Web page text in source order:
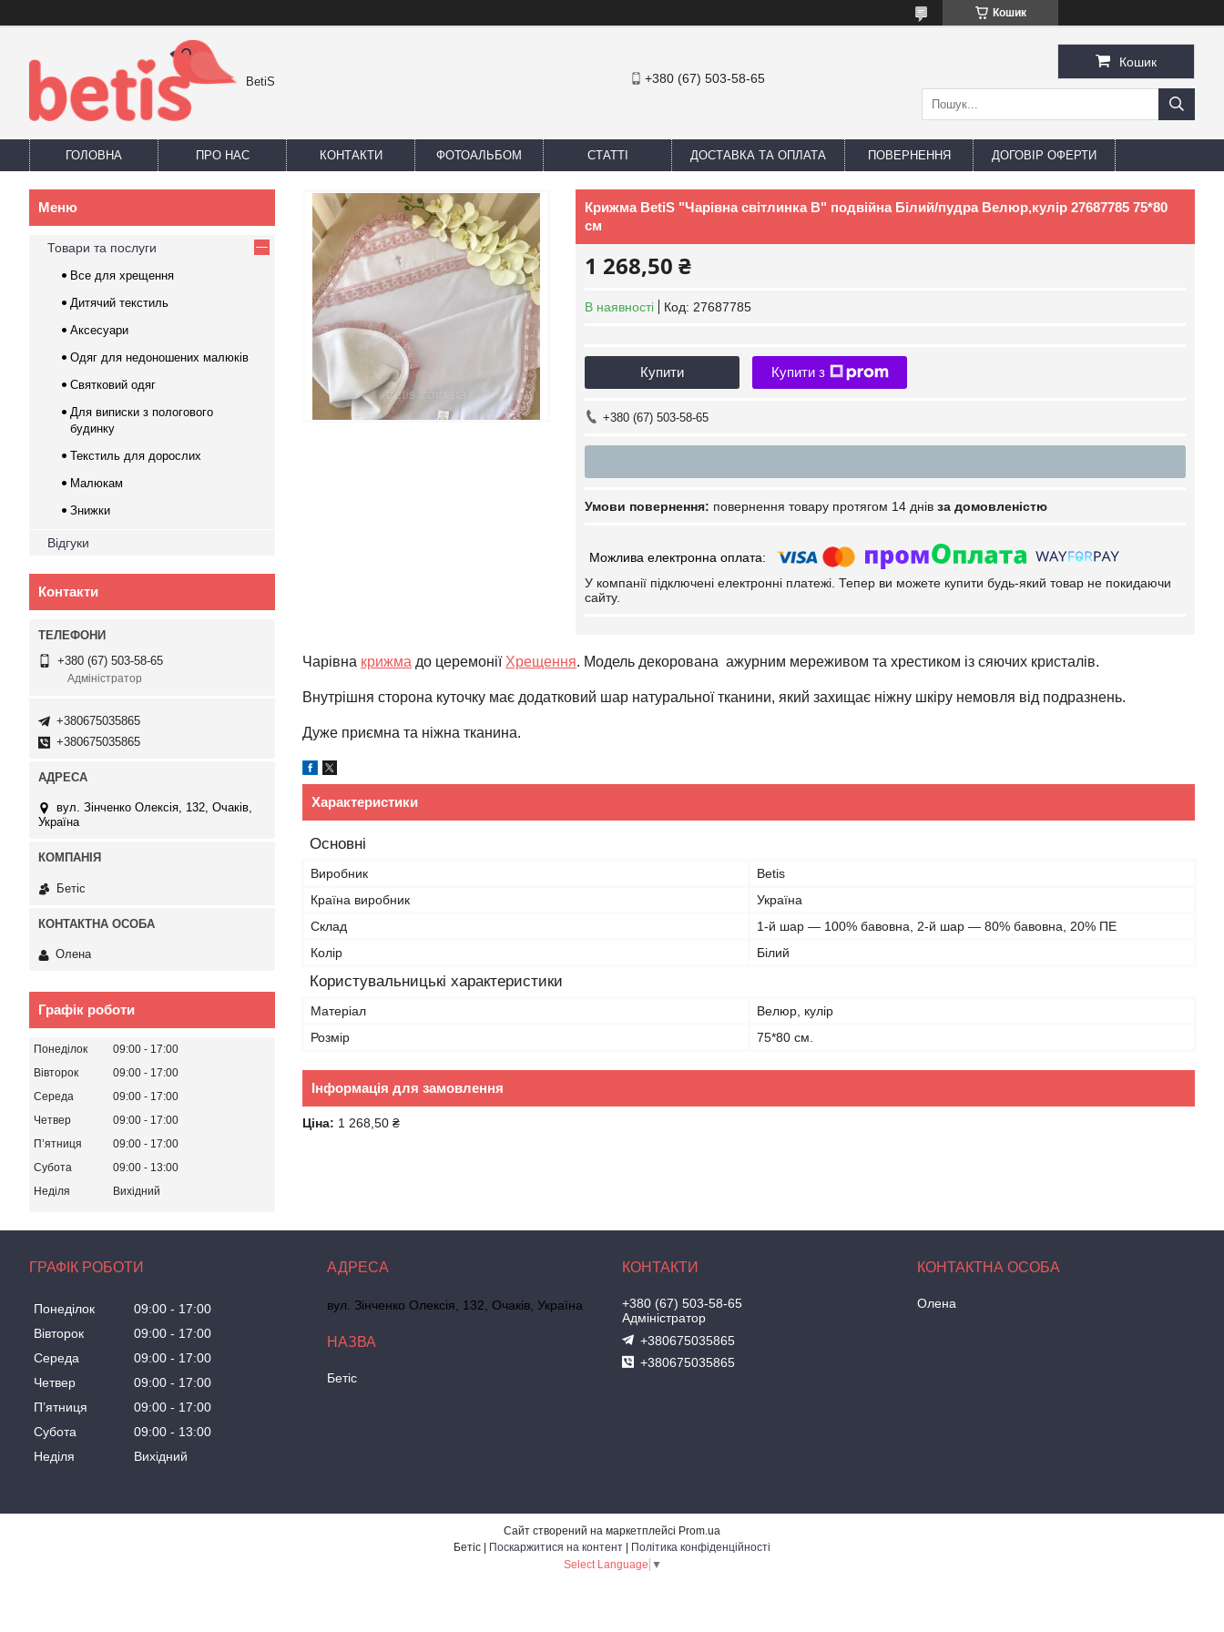
Кошик
BetiS +380 (67) 503-58-65
Кошик
ГОЛОВНА ПРО НАС КОНТАКТИ ФОТОАЛЬБОМ СТАТТІ ДОСТАВКА ТА ОПЛАТА ПОВЕРНЕННЯ ДОГОВІР ОФЕРТИ
Крижма BetiS "Чарівна світлинка В" подвійна Білий/пудра Велюр,кулір 27687785 75*80
см
1 268,50 ₴
В наявності Код: 27687785
Купити Купити з
+380 (67) 503-58-65
повернення товару протягом 14 днів за домовленістю
У компанії підключені електронні платежі. Тепер ви можете купити будь-який товар не покидаючи
сайту.
Чарівна крижма до церемонії Хрещення. Модель декорована ажурним мереживом та хрестиком із сяючих кристалів.
Внутрішня сторона куточку має додатковий шар натуральної тканини, який захищає ніжну шкіру немовля від подразнень.
Дуже приємна та ніжна тканина.
Характеристики
Основні
Виробник
Betis
Країна виробник
Україна
Склад
1-й шар — 100% бавовна, 2-й шар — 80% бавовна, 20% ПЕ
Колір
Білий
Користувальницькі характеристики
Матеріал
Велюр, кулір
Розмір
75*80 см.
Інформація для замовлення
Ціна: 1 268,50 ₴
Товари та послуги
Все для хрещення
Дитячий текстиль
Аксесуари
Одяг для недоношених малюків
Святковий одяг
Для виписки з пологового
будинку
Текстиль для дорослих
Малюкам
Знижки
Відгуки
Контакти
+380 (67) 503-58-65
Адміністратор
+380675035865
+380675035865
вул. Зінченко Олексія, 132, Очаків,
Україна
Бетіс
Олена
Графік роботи
Понеділок 09:00
17:00
Вівторок
09:00
17:00
Середа
09:00
17:00
Четвер
09:00
17:00
Пʼятниця
09:00
17:00
Субота
09:00
13:00
Неділя
Вихідний
ГРАФІК РОБОТИ
Понеділок 09:00
17:00
Вівторок
09:00
17:00
Середа
09:00
17:00
Четвер
09:00
17:00
Пʼятниця
09:00
17:00
Субота
09:00
13:00
Неділя
Вихідний
вул. Зінченко Олексія, 132, Очаків, Україна
Бетіс
+380 (67) 503-58-65
Адміністратор
+380675035865
+380675035865
Олена
Сайт створений на маркетплейсі Prom.ua
Поскаржитися на контент
Політика конфіденційності
Select Language ▼